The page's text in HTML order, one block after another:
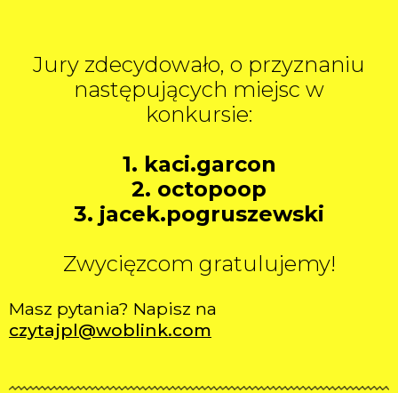
Jury zdecydowało, o przyznaniu
następujących miejsc w
konkursie:
1. kaci.garcon
2. octopoop
3. jacek.pogruszewski
Zwycięzcom gratulujemy!
Masz pytania? Napisz na
czytajpl@woblink.com